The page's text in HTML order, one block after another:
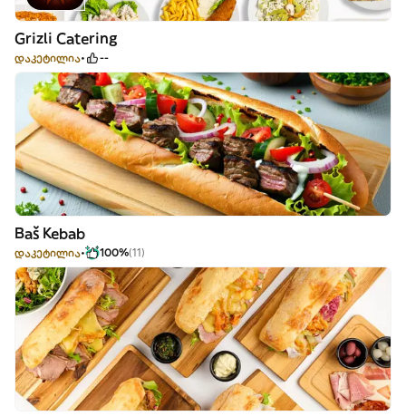
Grizli Catering
დაკეტილია --
Baš Kebab
დაკეტილია 100%(11)